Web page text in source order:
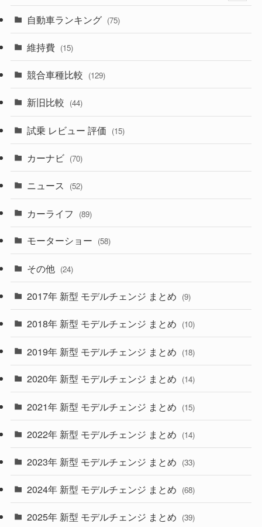
(356)
(328)
(194)
(230)
(253)
(242)
(85)
(84)
(222)
(50)
(43)
(6)
(9)
(4)
(30)
(27)
(58)
(28)
(27)
(26)
(33)
(10)
(35)
(10)
(9)
(22)
(4)
(9)
(8)
(3)
(3)
(5)
(1)
(21)
(5)
(7)
(5)
自動車ランキング (75)
維持費 (15)
競合車種比較 (129)
新旧比較 (44)
試乗 レビュー 評価 (15)
カーナビ (70)
ニュース (52)
カーライフ (89)
モーターショー (58)
その他 (24)
2017年 新型 モデルチェンジ まとめ (9)
2018年 新型 モデルチェンジ まとめ (10)
2019年 新型 モデルチェンジ まとめ (18)
2020年 新型 モデルチェンジ まとめ (14)
2021年 新型 モデルチェンジ まとめ (15)
2022年 新型 モデルチェンジ まとめ (14)
2023年 新型 モデルチェンジ まとめ (33)
2024年 新型 モデルチェンジ まとめ (68)
2025年 新型 モデルチェンジ まとめ (39)